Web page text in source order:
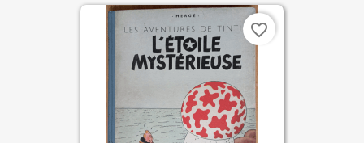
favorite_border